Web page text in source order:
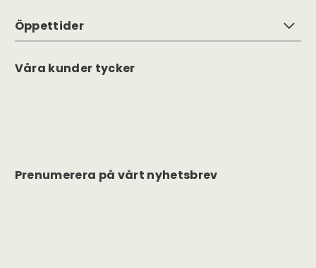
Öppettider
Våra kunder tycker
Prenumerera på vårt nyhetsbrev